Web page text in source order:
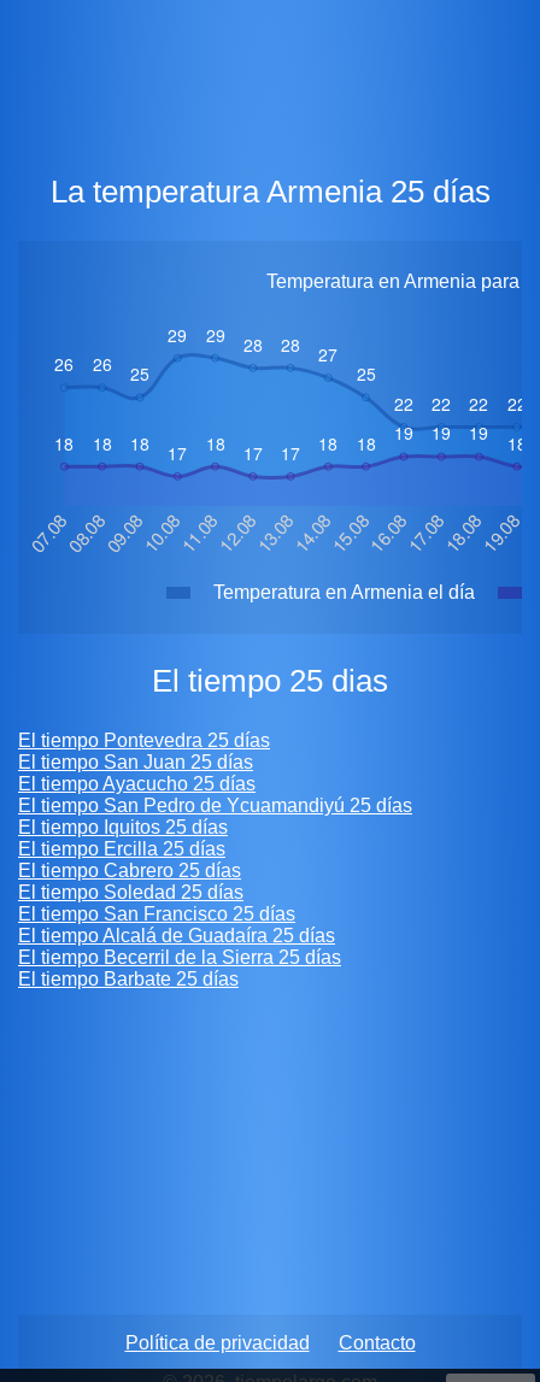
La temperatura Armenia 25 días
Temperatura en Armenia para
Temperatura en Armenia el día
El tiempo 25 dias
El tiempo Pontevedra 25 días
El tiempo San Juan 25 días
El tiempo Ayacucho 25 días
El tiempo San Pedro de Ycuamandiyú 25 días
El tiempo Iquitos 25 días
El tiempo Ercilla 25 días
El tiempo Cabrero 25 días
El tiempo Soledad 25 días
El tiempo San Francisco 25 días
El tiempo Alcalá de Guadaíra 25 días
El tiempo Becerril de la Sierra 25 días
El tiempo Barbate 25 días
Política de privacidad
Contacto